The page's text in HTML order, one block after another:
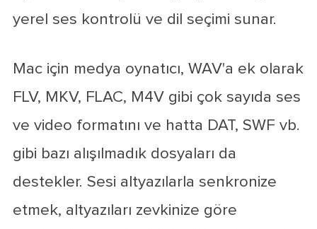
yerel ses kontrolü ve dil seçimi sunar.
Mac için medya oynatıcı, WAV'a ek olarak
FLV, MKV, FLAC, M4V gibi çok sayıda ses
ve video formatını ve hatta DAT, SWF vb.
gibi bazı alışılmadık dosyaları da
destekler. Sesi altyazılarla senkronize
etmek, altyazıları zevkinize göre